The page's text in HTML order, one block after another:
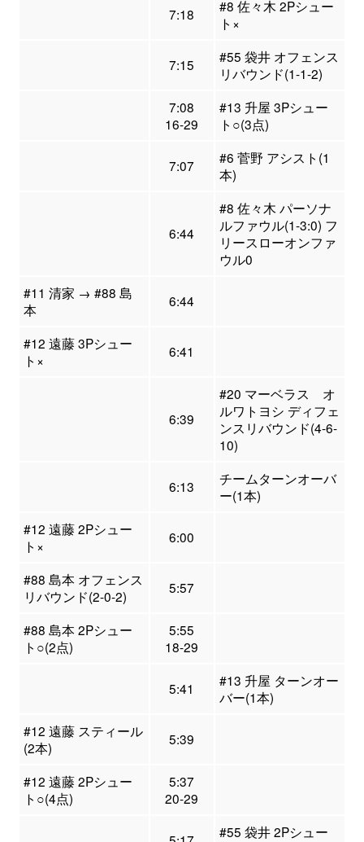
7:18
#8 佐々木 2Pシュー
ト×
7:15
#55 袋井 オフェンス
リバウンド(1-1-2)
7:08
16-29
#13 升屋 3Pシュー
ト○(3点)
7:07
#6 菅野 アシスト(1
本)
6:44
#8 佐々木 パーソナ
ルファウル(1-3:0) フ
リースローオンファ
ウル0
#11 清家 → #88 島
本
6:44
#12 遠藤 3Pシュー
ト×
6:41
6:39
#20 マーベラス オ
ルワトヨシ ディフェ
ンスリバウンド(4-6-
10)
6:13
チームターンオーバ
ー(1本)
#12 遠藤 2Pシュー
ト×
6:00
#88 島本 オフェンス
リバウンド(2-0-2)
5:57
#88 島本 2Pシュー
ト○(2点)
5:55
18-29
5:41
#13 升屋 ターンオー
バー(1本)
#12 遠藤 スティール
(2本)
5:39
#12 遠藤 2Pシュー
ト○(4点)
5:37
20-29
#55 袋井 2Pシュー